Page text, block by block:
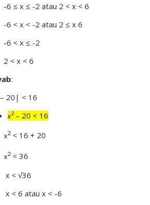
-6 ≤ x ≤ -2 atau 2 < x < 6
-6 < x < -2 atau 2 ≤ x 6
-6 < x ≤ -2
2 < x < 6
:
– 20| < 16
x2 – 20 < 16
x2 < 16 + 20
x2 < 36
x < √36
x < 6 atau x < -6